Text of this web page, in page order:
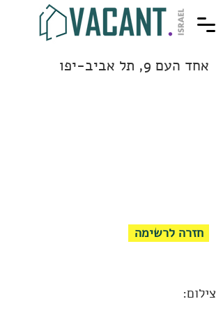
אחד העם 9, תל אביב-יפו
חזרה לרשימה
צילום: